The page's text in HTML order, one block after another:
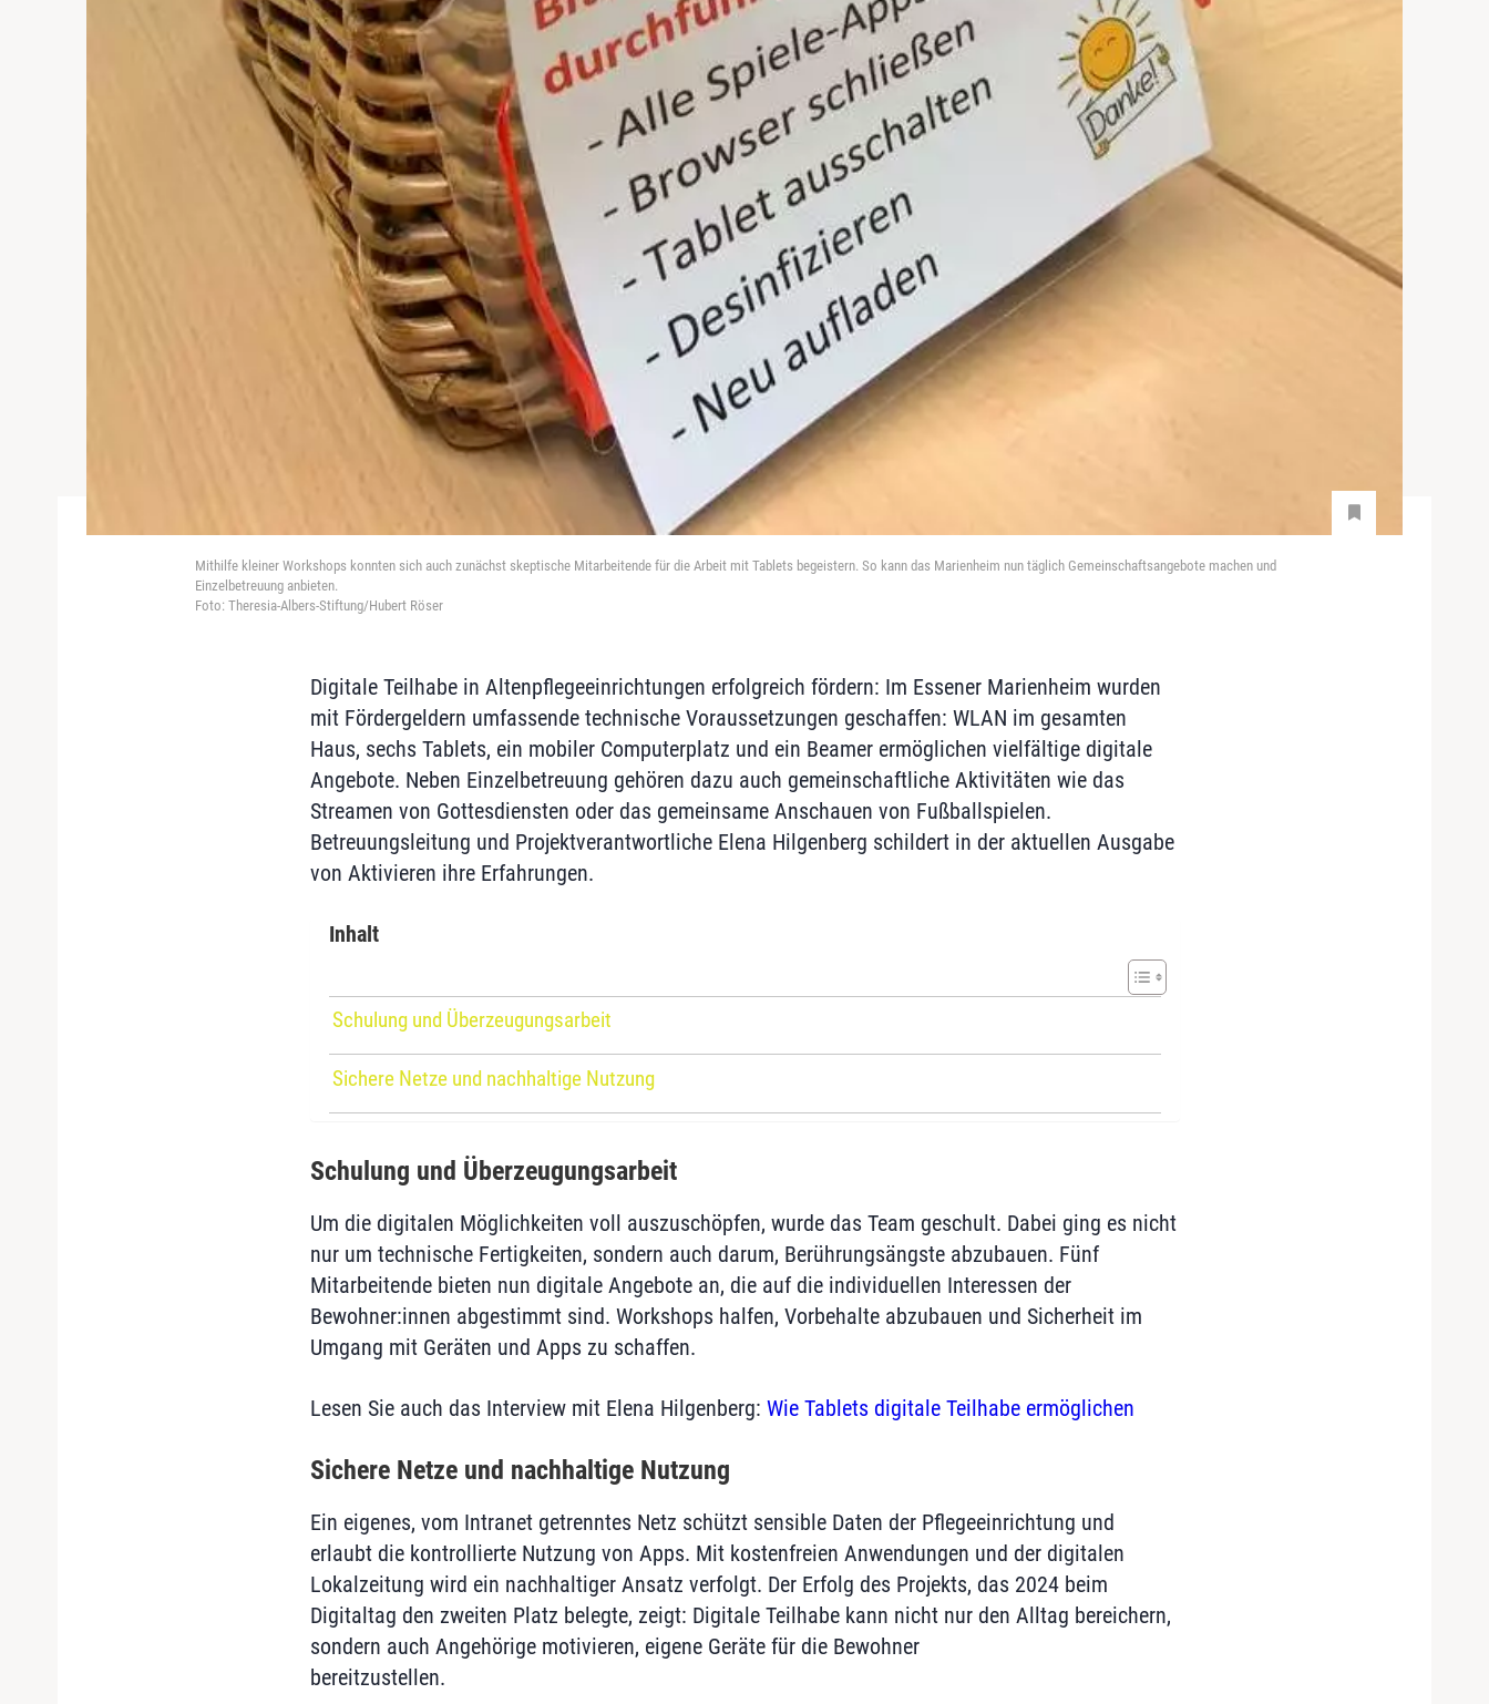
Mithilfe kleiner Workshops konnten sich auch zunächst skeptische Mitarbeitende für die Arbeit mit Tablets begeistern. So kann das Marienheim nun täglich Gemeinschaftsangebote machen und
Einzelbetreuung anbieten.
Foto: Theresia-Albers-Stiftung/Hubert Röser
Digitale Teilhabe in Altenpflegeeinrichtungen erfolgreich fördern: Im Essener Marienheim wurden
mit Fördergeldern umfassende technische Voraussetzungen geschaffen: WLAN im gesamten
Haus, sechs Tablets, ein mobiler Computerplatz und ein Beamer ermöglichen vielfältige digitale
Angebote. Neben Einzelbetreuung gehören dazu auch gemeinschaftliche Aktivitäten wie das
Streamen von Gottesdiensten oder das gemeinsame Anschauen von Fußballspielen.
Betreuungsleitung und Projektverantwortliche Elena Hilgenberg schildert in der aktuellen Ausgabe
von Aktivieren ihre Erfahrungen.
Inhalt
Schulung und Überzeugungsarbeit
Sichere Netze und nachhaltige Nutzung
Schulung und Überzeugungsarbeit
Um die digitalen Möglichkeiten voll auszuschöpfen, wurde das Team geschult. Dabei ging es nicht
nur um technische Fertigkeiten, sondern auch darum, Berührungsängste abzubauen. Fünf
Mitarbeitende bieten nun digitale Angebote an, die auf die individuellen Interessen der
Bewohner:innen abgestimmt sind. Workshops halfen, Vorbehalte abzubauen und Sicherheit im
Umgang mit Geräten und Apps zu schaffen.
Lesen Sie auch das Interview mit Elena Hilgenberg: Wie Tablets digitale Teilhabe ermöglichen
Sichere Netze und nachhaltige Nutzung
Ein eigenes, vom Intranet getrenntes Netz schützt sensible Daten der Pflegeeinrichtung und
erlaubt die kontrollierte Nutzung von Apps. Mit kostenfreien Anwendungen und der digitalen
Lokalzeitung wird ein nachhaltiger Ansatz verfolgt. Der Erfolg des Projekts, das 2024 beim
Digitaltag den zweiten Platz belegte, zeigt: Digitale Teilhabe kann nicht nur den Alltag bereichern,
sondern auch Angehörige motivieren, eigene Geräte für die Bewohner
bereitzustellen.